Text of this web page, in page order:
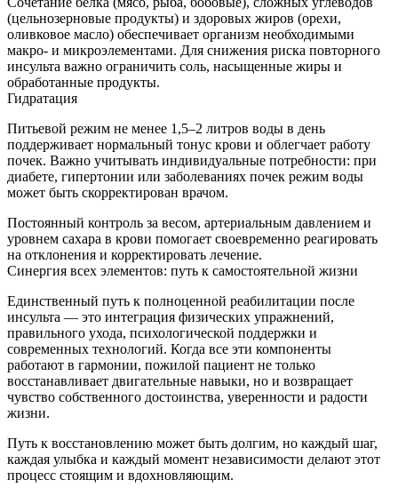
(цельнозерновые продукты) и здоровых жиров (орехи,
оливковое масло) обеспечивает организм необходимыми
макро- и микроэлементами. Для снижения риска повторного
инсульта важно ограничить соль, насыщенные жиры и
обработанные продукты.
Гидратация
Питьевой режим не менее 1,5–2 литров воды в день
поддерживает нормальный тонус крови и облегчает работу
почек. Важно учитывать индивидуальные потребности: при
диабете, гипертонии или заболеваниях почек режим воды
может быть скорректирован врачом.
Постоянный контроль за весом, артериальным давлением и
уровнем сахара в крови помогает своевременно реагировать
на отклонения и корректировать лечение.
Синергия всех элементов: путь к самостоятельной жизни
Единственный путь к полноценной реабилитации после
инсульта — это интеграция физических упражнений,
правильного ухода, психологической поддержки и
современных технологий. Когда все эти компоненты
работают в гармонии, пожилой пациент не только
восстанавливает двигательные навыки, но и возвращает
чувство собственного достоинства, уверенности и радости
жизни.
Путь к восстановлению может быть долгим, но каждый шаг,
каждая улыбка и каждый момент независимости делают этот
процесс стоящим и вдохновляющим.